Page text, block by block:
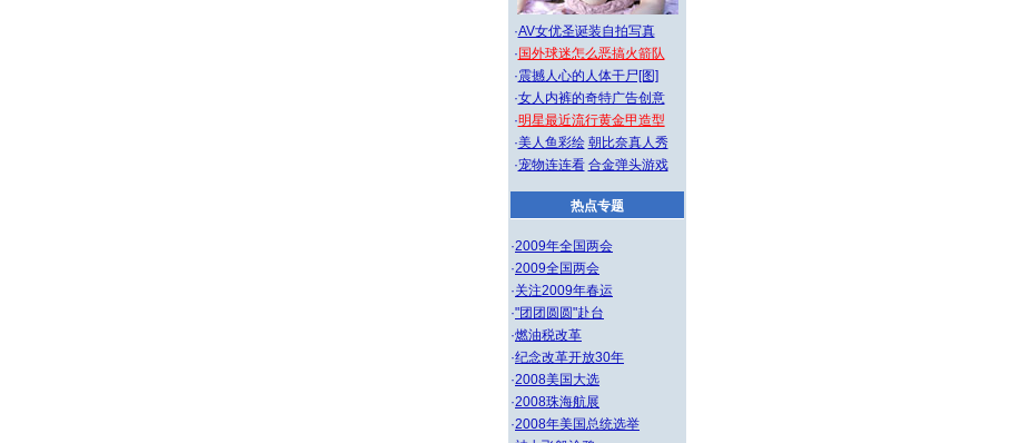
·AV女优圣诞装自拍写真
· 国外球迷怎么恶搞火箭队
·震撼人心的人体干尸[图]
·女人内裤的奇特广告创意
·明星最近流行黄金甲造型
·美人鱼彩绘 朝比奈真人秀
·宠物连连看 合金弹头游戏
热点专题
·2009年全国两会
·2009全国两会
·关注2009年春运
·"团团圆圆"赴台
·燃油税改革
·纪念改革开放30年
·2008美国大选
·2008珠海航展
·2008年美国总统选举